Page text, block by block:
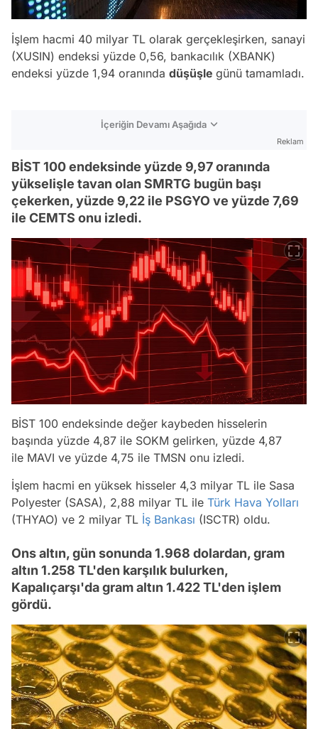
İşlem hacmi 40 milyar TL olarak gerçekleşirken, sanayi
(XUSIN) endeksi yüzde 0,56, bankacılık (XBANK)
endeksi yüzde 1,94 oranında düşüşle günü tamamladı.
İçeriğin Devamı Aşağıda
Reklam
BİST 100 endeksinde yüzde 9,97 oranında
yükselişle tavan olan SMRTG bugün başı
çekerken, yüzde 9,22 ile PSGYO ve yüzde 7,69
ile CEMTS onu izledi.
BİST 100 endeksinde değer kaybeden hisselerin
başında yüzde 4,87 ile SOKM gelirken, yüzde 4,87
ile MAVI ve yüzde 4,75 ile TMSN onu izledi.
İşlem hacmi en yüksek hisseler 4,3 milyar TL ile Sasa
Polyester (SASA), 2,88 milyar TL ile Türk Hava Yolları
(THYAO) ve 2 milyar TL İş Bankası (ISCTR) oldu.
Ons altın, gün sonunda 1.968 dolardan, gram
altın 1.258 TL'den karşılık bulurken,
Kapalıçarşı'da gram altın 1.422 TL'den işlem
gördü.